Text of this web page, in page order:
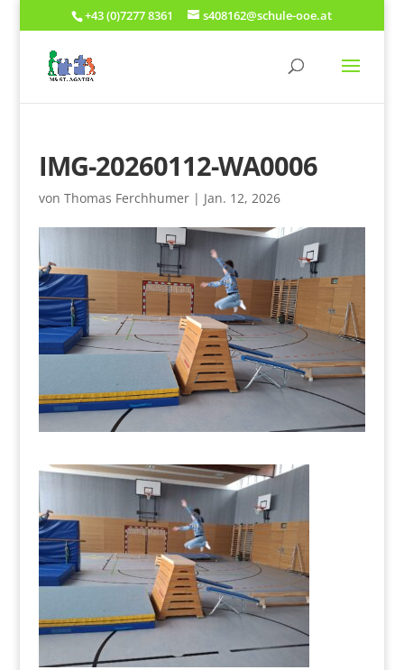
+43 (0)7277 8361 s408162@schule-ooe.at
IMG-20260112-WA0006
von Thomas Ferchhumer| Jan. 12, 2026